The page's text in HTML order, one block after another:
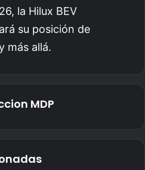
la Hilux BEV
su posición de
más allá.
MDP